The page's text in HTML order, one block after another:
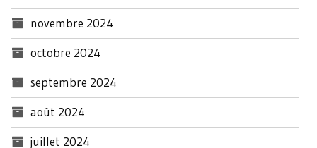
novembre 2024
octobre 2024
septembre 2024
août 2024
juillet 2024